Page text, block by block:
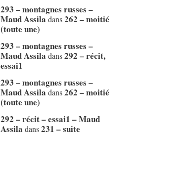
293 – montagnes russes –
Maud Assila dans262 – moitié
(toute une)
293 – montagnes russes –
Maud Assila dans292 – récit,
essai1
293 – montagnes russes –
Maud Assila dans262 – moitié
(toute une)
292 – récit – essai1 – Maud
Assila dans231 – suite